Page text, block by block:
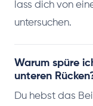
lass dich von
untersuchen.
Warum spüre
unteren
Du hebst das